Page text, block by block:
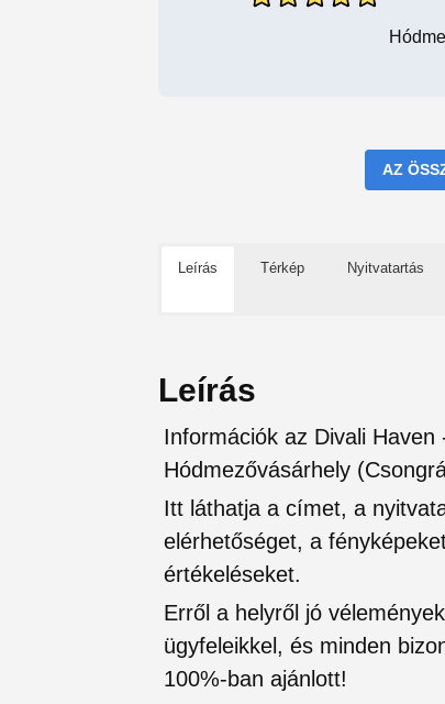
AZ
Leírás Térkép Nyitvatartás
Leírás
Információk az Divali
Hódmezővásárhely
Itt láthatja a címet, a
elérhetőséget, a
értékeléseket.
Erről a helyről jó
ügyfeleikkel, és minden
100%-ban ajánlott!